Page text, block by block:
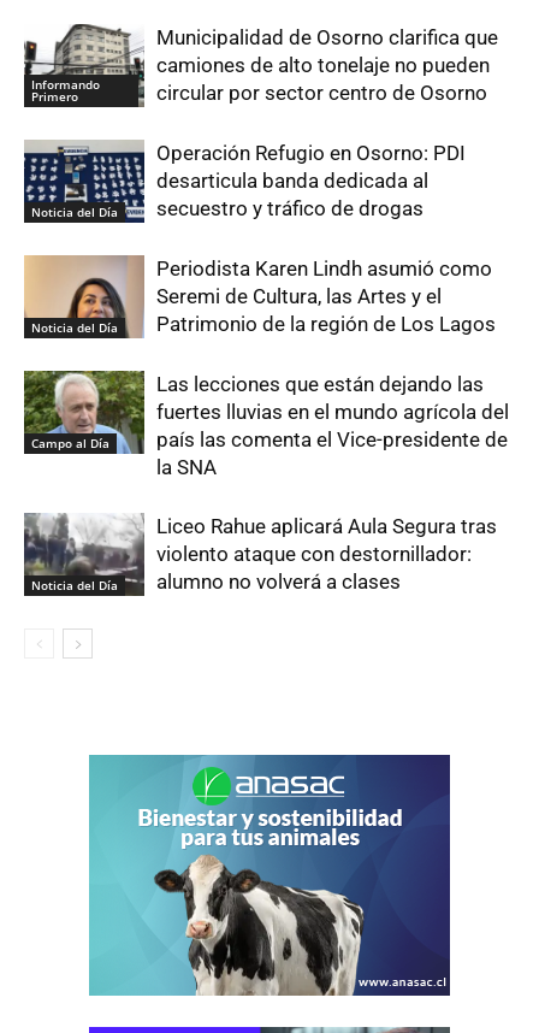
Informando
Primero
Municipalidad de Osorno clarifica que
camiones de alto tonelaje no pueden
circular por sector centro de Osorno
Noticia del Día
Operación Refugio en Osorno: PDI
desarticula banda dedicada al
secuestro y tráfico de drogas
Noticia del Día
Periodista Karen Lindh asumió como
Seremi de Cultura, las Artes y el
Patrimonio de la región de Los Lagos
Campo al Día
Las lecciones que están dejando las
fuertes lluvias en el mundo agrícola del
país las comenta el Vice-presidente de
la SNA
Noticia del Día
Liceo Rahue aplicará Aula Segura tras
violento ataque con destornillador:
alumno no volverá a clases